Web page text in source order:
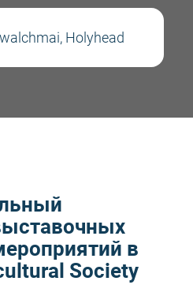
Holyhead
в
Society